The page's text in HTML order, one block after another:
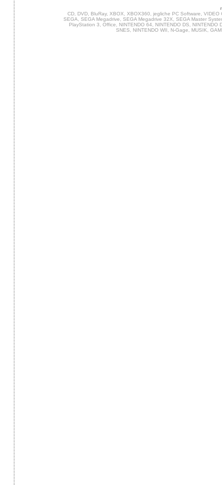
CD, DVD, BluRay, XBOX, XBOX360, jegliche PC Software,
SEGA, SEGA Megadrive, SEGA Megadrive 32X, SEGA Master
PlayStation 3, Office, NINTENDO 64, NINTENDO DS,
SNES, NINTENDO WII, N-Gage, MUSIK,